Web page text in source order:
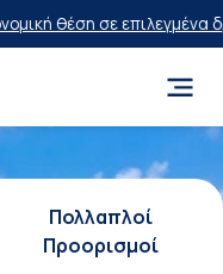
επιλεγμένα δρομολόγια
Πολλαπλοί
Προορισμοί